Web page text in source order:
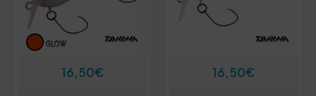
16,50€ 16,50€